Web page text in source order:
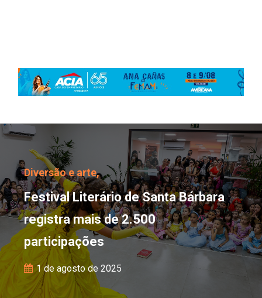
Festival Literário de
Diversão e arte,
Festival Literário de Santa Bárbara
registra mais de 2.500
participações
1 de agosto de 2025